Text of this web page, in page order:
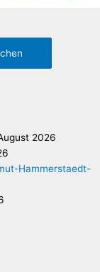
2026
Hammerstaedt-